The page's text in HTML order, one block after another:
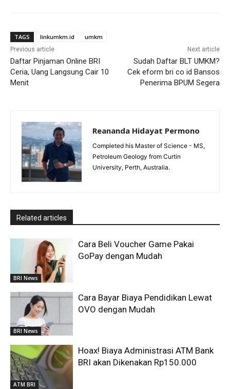
TAGS linkumkm.id umkm
Previous article
Daftar Pinjaman Online BRI
Ceria, Uang Langsung Cair 10
Menit
Next article
Sudah Daftar BLT UMKM?
Cek eform bri co id Bansos
Penerima BPUM Segera
Reananda Hidayat Permono
Completed his Master of Science - MS,
Petroleum Geology from Curtin
University, Perth, Australia.
Related articles
BRI News
Cara Beli Voucher Game Pakai
GoPay dengan Mudah
BRI News
Cara Bayar Biaya Pendidikan Lewat
OVO dengan Mudah
ATM BRI
Hoax! Biaya Administrasi ATM Bank
BRI akan Dikenakan Rp150.000